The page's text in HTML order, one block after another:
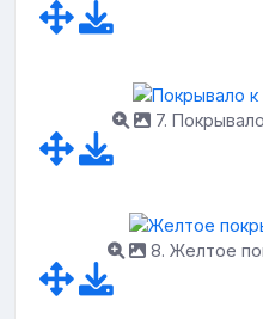
7.
8. Желтое